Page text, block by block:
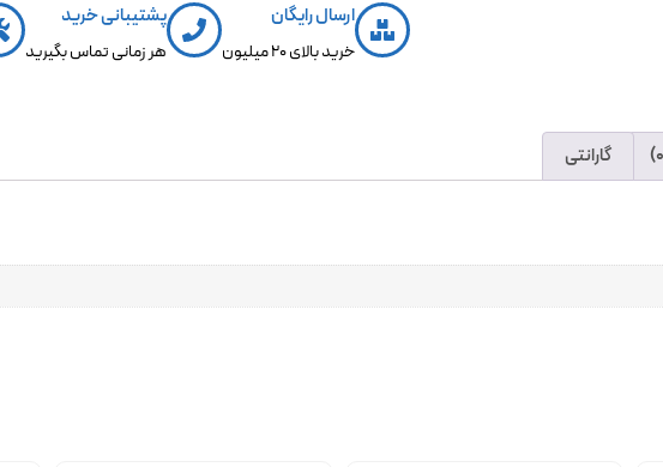
ارسال رایگان
خرید بالای 20 میلیون
پشتیبانی خرید
هر زمانی تماس بگیرید
گارانتی